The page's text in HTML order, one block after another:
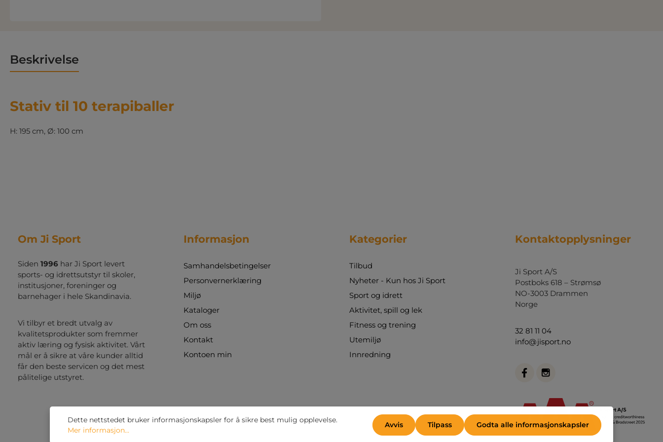
Beskrivelse
Stativ til 10 terapiballer
H: 195 cm, Ø: 100 cm
Om Ji Sport
Siden 1996 har Ji Sport levert
sports- og idrettsutstyr til skoler,
institusjoner, foreninger og
barnehager i hele Skandinavia.
Vi tilbyr et bredt utvalg av
kvalitetsprodukter som fremmer
aktiv læring og fysisk aktivitet. Vårt
mål er å sikre at våre kunder alltid
får den beste servicen og det mest
pålitelige utstyret.
Informasjon
Samhandelsbetingelser
Personvernerklæring
Miljø
Kataloger
Om oss
Kontakt
Kontoen min
Kategorier
Tilbud
Nyheter - Kun hos Ji Sport
Sport og idrett
Aktivitet, spill og lek
Fitness og trening
Utemiljø
Innredning
Kontaktopplysninger
Ji Sport A/S
Postboks 618 – Strømsø
NO-3003 Drammen
Norge
32 81 11 04
info@jisport.no
Dette nettstedet bruker informasjonskapsler for å sikre best mulig opplevelse.
Mer informasjon...
Avvis Tilpass Godta alle informasjonskapsler